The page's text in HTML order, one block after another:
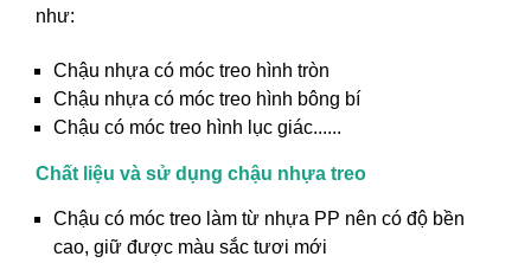
như:
Chậu nhựa có móc treo hình tròn
Chậu nhựa có móc treo hình bông bí
Chậu có móc treo hình lục giác......
Chất liệu và sử dụng chậu nhựa treo
Chậu có móc treo làm từ nhựa PP nên có độ bền
cao, giữ được màu sắc tươi mới